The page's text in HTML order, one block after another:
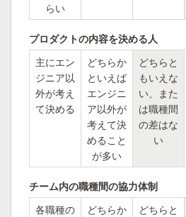
らい
プロダクトの内容を決める人
主にエン
ジニア以
外が考え
て決める
どちらか
といえば
エンジニ
ア以外が
考えて決
めること
が多い
どちらと
もいえな
い、また
は職種間
の差はな
い
チーム内の職種間の協力体制
各職種の
どちらか
どちらと